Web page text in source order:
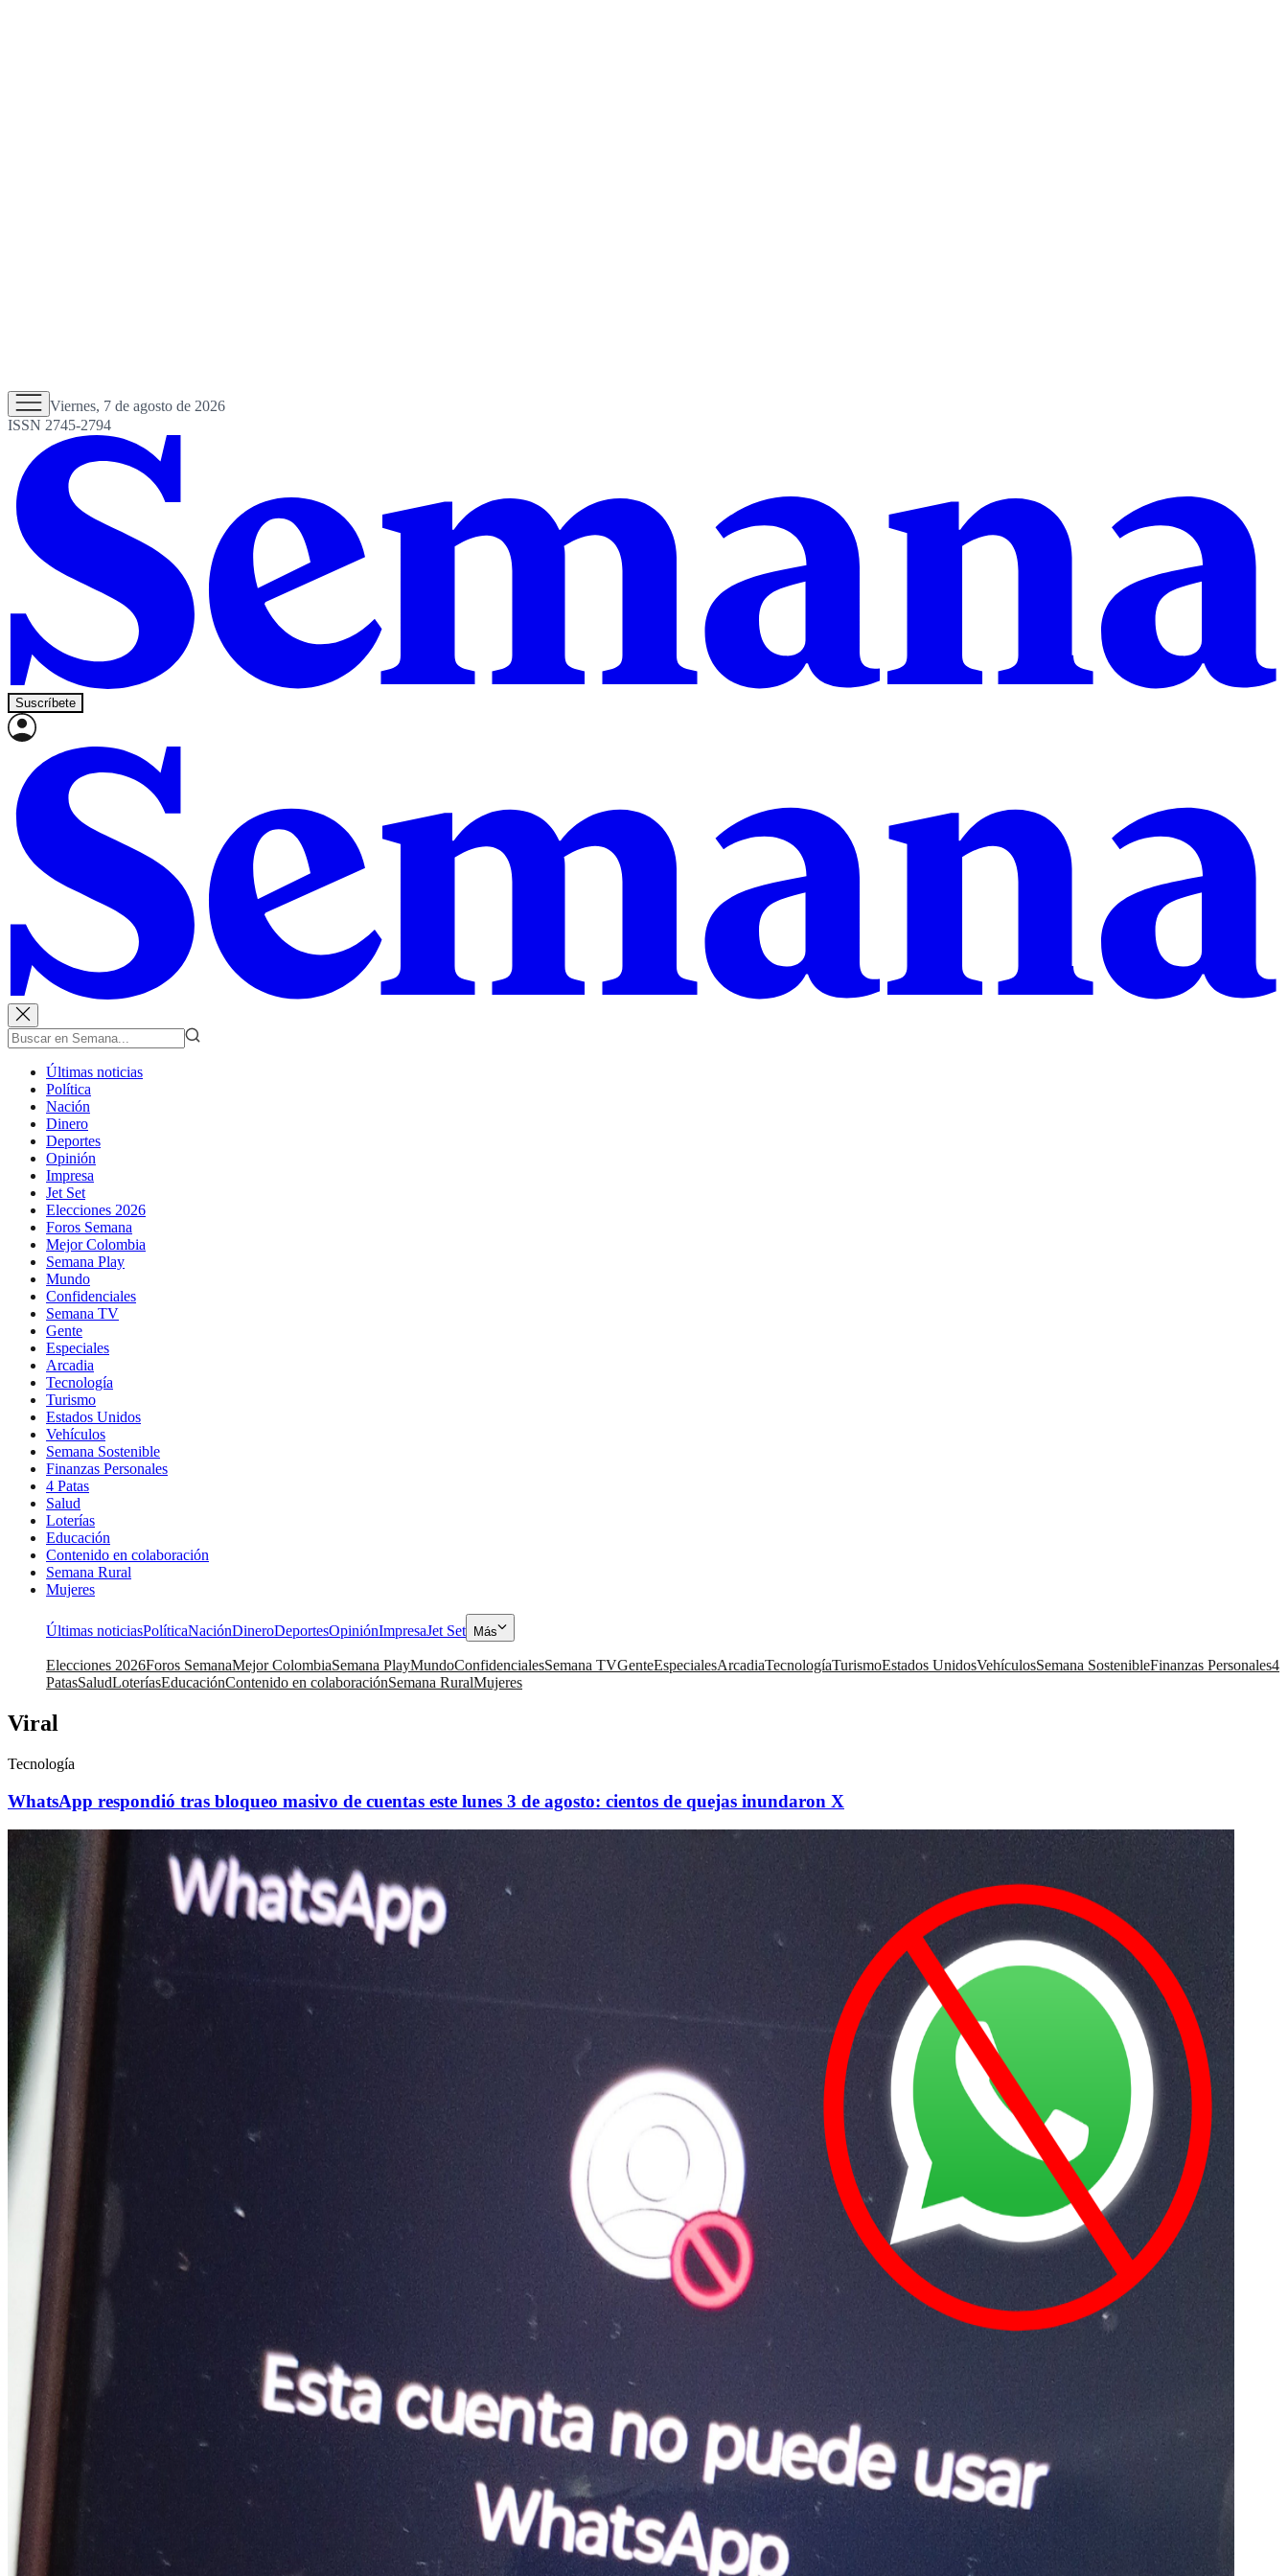
Viernes, 7 de agosto de 2026
ISSN 2745-2794
Suscríbete
Últimas noticias
Política
Nación
Dinero
Deportes
Opinión
Impresa
Jet Set
Elecciones 2026
Foros Semana
Mejor Colombia
Semana Play
Mundo
Confidenciales
Semana TV
Gente
Especiales
Arcadia
Tecnología
Turismo
Estados Unidos
Vehículos
Semana Sostenible
Finanzas Personales
4 Patas
Salud
Loterías
Educación
Contenido en colaboración
Semana Rural
Mujeres
Últimas noticiasPolíticaNaciónDineroDeportesOpiniónImpresaJet Set Más
Elecciones 2026Foros SemanaMejor ColombiaSemana PlayMundoConfidencialesSemana TVGenteEspecialesArcadiaTecnologíaTurismoEstados UnidosVehículosSemana SostenibleFinanzas Personales4
PatasSaludLoteríasEducaciónContenido en colaboraciónSemana RuralMujeres
Viral
Tecnología
WhatsApp respondió tras bloqueo masivo de cuentas este lunes 3 de agosto: cientos de quejas inundaron X